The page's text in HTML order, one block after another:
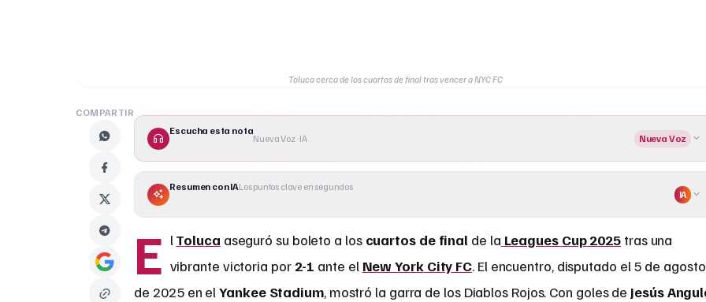
Toluca cerca de los cuartos de final tras vencer a NYC FC
COMPARTIR
Escucha esta nota
Nueva Voz · IA Nueva Voz
Resumen con IALos puntos clave en segundos
IA
E l Toluca aseguró su boleto a los cuartos de final de la Leagues Cup 2025 tras una
vibrante victoria por 2-1 ante el New York City FC. El encuentro, disputado el 5 de agosto
de 2025 en elYankee Stadium, mostró la garra de los Diablos Rojos. Con goles de Jesús